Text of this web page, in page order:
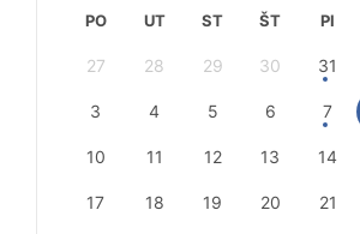
PO UT ST ŠT PI
27 28 29 30 31
3 4 5 6 7
10 11 12 13 14
17 18 19 20 21